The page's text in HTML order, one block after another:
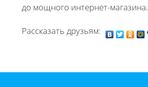
до мощного интернет-магазина.
Рассказать друзьям: